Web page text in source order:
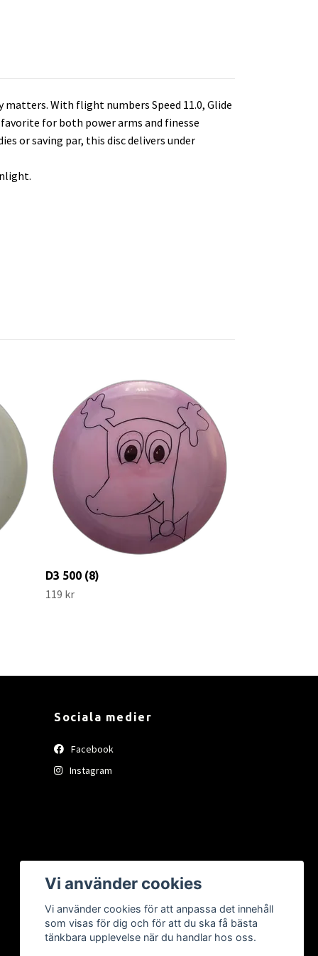
With flight numbers Speed 11.0, Glide
for both power arms and finesse
or saving par, this disc delivers under
D3 500 (8)
119 kr
Sociala medier
Facebook
Instagram
Vi använder cookies
Vi använder cookies för att anpassa det innehåll
som visas för dig och för att du ska få bästa
tänkbara upplevelse när du handlar hos oss.